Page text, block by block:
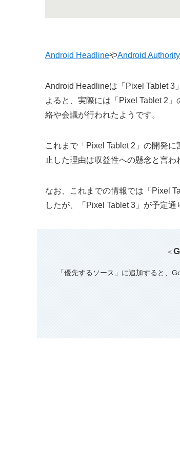
Android HeadlineやAndroid Authority
Android Headlineは「Pixel Tablet 3
よると、実際には「Pixel Tablet 2
絡や会議が行われたようです。
これまで「Pixel Tablet 2」の開発
止した理由は収益性への懸念と言わ
なお、これまでの情報では「Pixel
したが、「Pixel Tablet 3」が予定通
＜
「優先するソース」に追加すると、